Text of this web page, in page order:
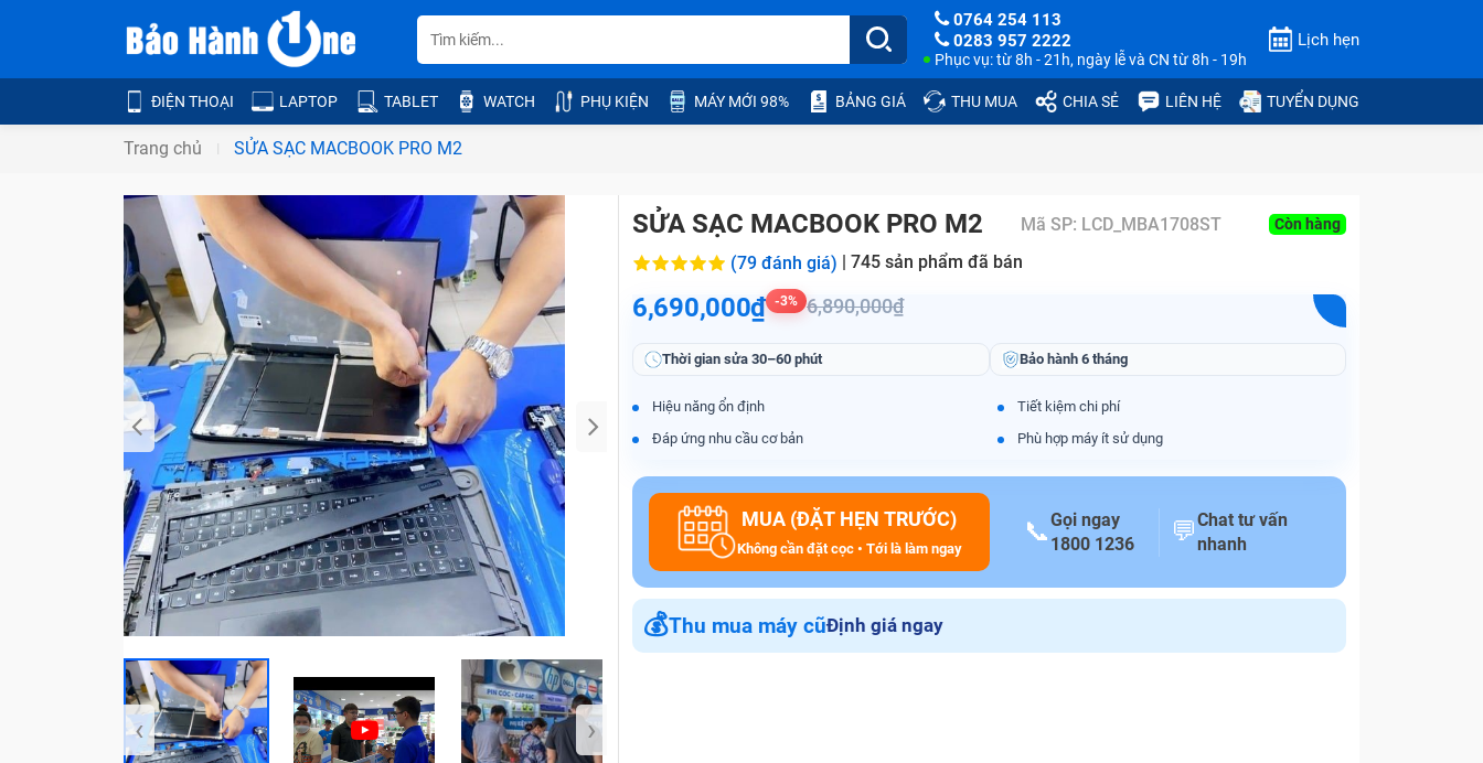
0764 254 113
0283 957 2222
Phục vụ: từ 8h - 21h, ngày lễ và CN từ 8h - 19h
Lịch hẹn
ĐIỆN THOẠI LAPTOP TABLET WATCH PHỤ KIỆN MÁY MỚI 98% BẢNG GIÁ THU MUA CHIA SẺ LIÊN HỆ TUYỂN DỤNG
Trang chủ SỬA SẠC MACBOOK PRO M2
Bảo Hành One
‹ ›
SỬA SẠC MACBOOK PRO M2 Mã SP: LCD_MBA1708ST Còn hàng
(79 đánh giá) | 745 sản phẩm đã bán
6,690,000₫ -3% 6,890,000₫
Thời gian sửa 30–60 phút Bảo hành 6 tháng
Hiệu năng ổn định
Đáp ứng nhu cầu cơ bản
Tiết kiệm chi phí
Phù hợp máy ít sử dụng
MUA (ĐẶT HẸN TRƯỚC)
Không cần đặt cọc • Tới là làm ngay
📞Gọi ngay
1800 1236
💬Chat tư vấn
nhanh
💰Thu mua máy cũĐịnh giá ngay